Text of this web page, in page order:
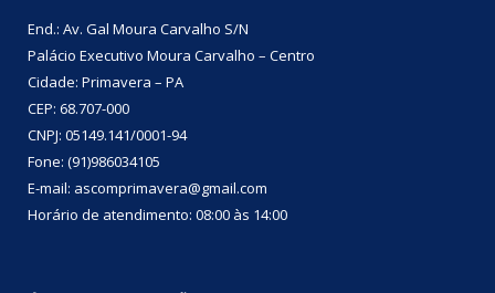
End.: Av. Gal Moura Carvalho S/N
Palácio Executivo Moura Carvalho – Centro
Cidade: Primavera – PA
CEP: 68.707-000
CNPJ: 05149.141/0001-94
Fone: (91)986034105
E-mail: ascomprimavera@gmail.com
Horário de atendimento: 08:00 às 14:00